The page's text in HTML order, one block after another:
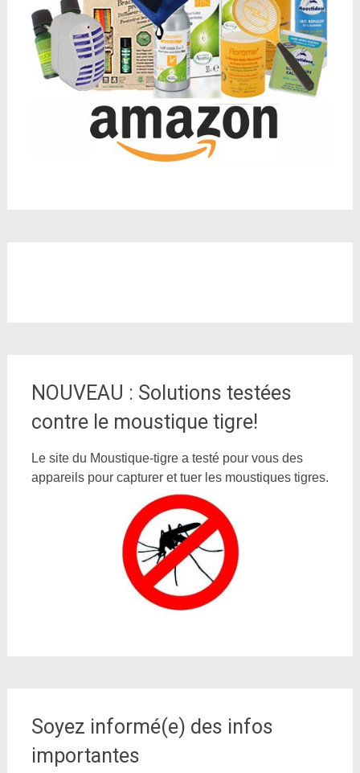
NOUVEAU : Solutions testées
contre le moustique tigre!
Le site du Moustique-tigre a testé pour vous des
appareils pour capturer et tuer les moustiques tigres.
Soyez informé(e) des infos
importantes